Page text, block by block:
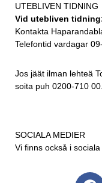
UTEBLIVEN TIDNING
Vid utebliven
Kontakta
Telefontid vardagar
Jos jäät ilman lehteä
soita puh 0200-710 00.
SOCIALA MEDIER
Vi finns också i